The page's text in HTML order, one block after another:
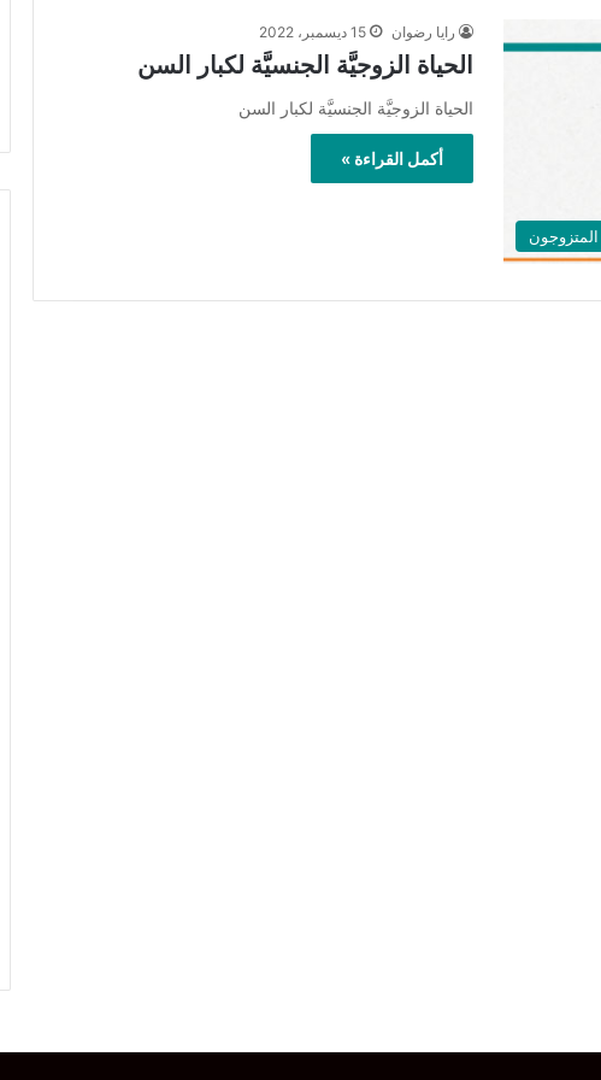
المتزوجون
رايا رضوان 15 ديسمبر، 2022
الحياة الزوجيَّة الجنسيَّة لكبار السن
الحياة الزوجيَّة الجنسيَّة لكبار السن
أكمل القراءة »